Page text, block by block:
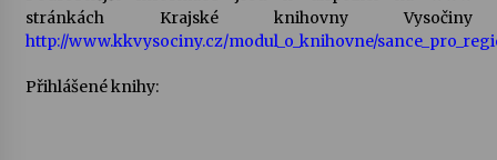
stránkách Krajské knihovny Vysočiny
http://www.kkvysociny.cz/modul_o_knihovne/
Přihlášené knihy: